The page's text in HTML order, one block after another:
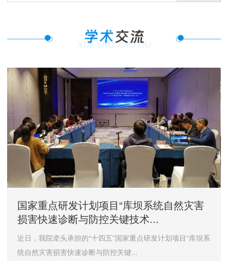
国家重点研发计划项目“库坝系统自然灾害
损害快速诊断与防控关键技术...
近日，我院牵头承担的“十四五”国家重点研发计划项目“库坝系
统自然灾害损害快速诊断与防控关键...